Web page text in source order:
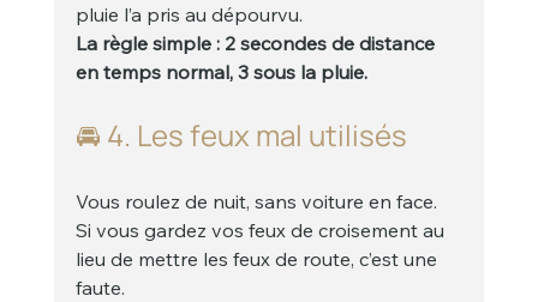
pluie l’a pris au dépourvu.
La règle simple : 2 secondes de distance
en temps normal, 3 sous la pluie.
🚘 4. Les feux mal utilisés
Vous roulez de nuit, sans voiture en face.
Si vous gardez vos feux de croisement au
lieu de mettre les feux de route, c’est une
faute.